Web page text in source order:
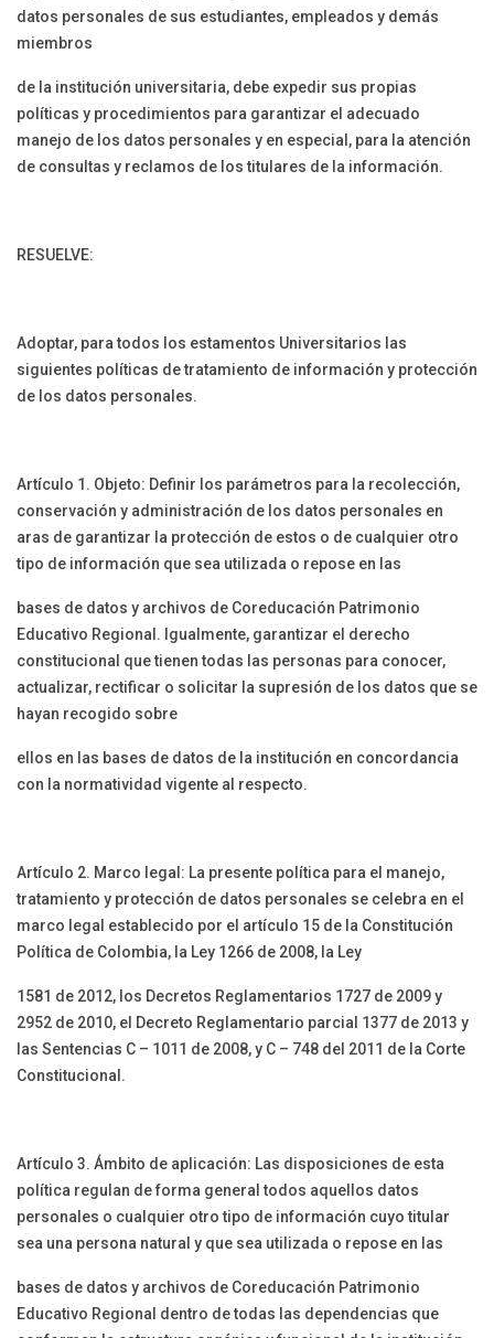
datos personales de sus estudiantes, empleados y demás
miembros
de la institución universitaria, debe expedir sus propias
políticas y procedimientos para garantizar el adecuado
manejo de los datos personales y en especial, para la atención
de consultas y reclamos de los titulares de la información.
RESUELVE:
Adoptar, para todos los estamentos Universitarios las
siguientes políticas de tratamiento de información y protección
de los datos personales.
Artículo 1. Objeto: Definir los parámetros para la recolección,
conservación y administración de los datos personales en
aras de garantizar la protección de estos o de cualquier otro
tipo de información que sea utilizada o repose en las
bases de datos y archivos de Coreducación Patrimonio
Educativo Regional. Igualmente, garantizar el derecho
constitucional que tienen todas las personas para conocer,
actualizar, rectificar o solicitar la supresión de los datos que se
hayan recogido sobre
ellos en las bases de datos de la institución en concordancia
con la normatividad vigente al respecto.
Artículo 2. Marco legal: La presente política para el manejo,
tratamiento y protección de datos personales se celebra en el
marco legal establecido por el artículo 15 de la Constitución
Política de Colombia, la Ley 1266 de 2008, la Ley
1581 de 2012, los Decretos Reglamentarios 1727 de 2009 y
2952 de 2010, el Decreto Reglamentario parcial 1377 de 2013 y
las Sentencias C – 1011 de 2008, y C – 748 del 2011 de la Corte
Constitucional.
Artículo 3. Ámbito de aplicación: Las disposiciones de esta
política regulan de forma general todos aquellos datos
personales o cualquier otro tipo de información cuyo titular
sea una persona natural y que sea utilizada o repose en las
bases de datos y archivos de Coreducación Patrimonio
Educativo Regional dentro de todas las dependencias que